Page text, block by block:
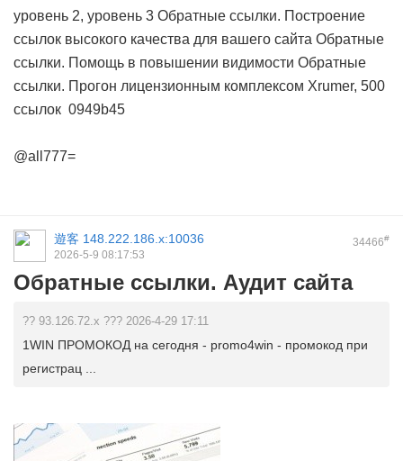
уровень 2, уровень 3 Обратные ссылки. Построение
ссылок высокого качества для вашего сайта Обратные
ссылки. Помощь в повышении видимости Обратные
ссылки. Прогон лицензионным комплексом Xrumer, 500
ссылок 0949b45
@all777=
34466#
遊客 148.222.186.x:10036
2026-5-9 08:17:53
Обратные ссылки. Аудит сайта
?? 93.126.72.x ??? 2026-4-29 17:11
1WIN ПРОМОКОД на сегодня - promo4win - промокод при
регистрац ...